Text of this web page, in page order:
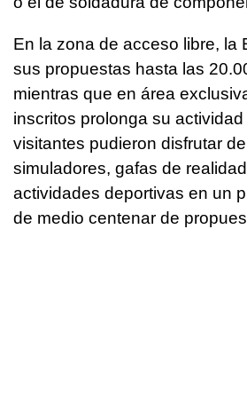
En la zona de acceso libre, la
sus propuestas hasta las
mientras que en área
inscritos prolonga su
visitantes pudieron disfrutar
simuladores, gafas de
actividades deportivas en un
de medio centenar de